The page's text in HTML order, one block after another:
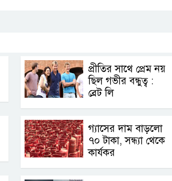
প্রীতির সাথে প্রেম নয়
ছিল গভীর বন্ধুত্ব :
ব্রেট লি
গ্যাসের দাম বাড়লো
৭০ টাকা, সন্ধ্যা থেকে
কার্যকর